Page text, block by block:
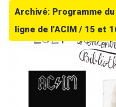
Archivé: Programme
ligne de l’ACIM / 15 et